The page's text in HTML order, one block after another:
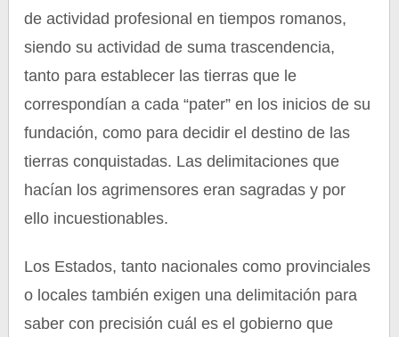
de actividad profesional en tiempos romanos,
siendo su actividad de suma trascendencia,
tanto para establecer las tierras que le
correspondían a cada “pater” en los inicios de su
fundación, como para decidir el destino de las
tierras conquistadas. Las delimitaciones que
hacían los agrimensores eran sagradas y por
ello incuestionables.
Los Estados, tanto nacionales como provinciales
o locales también exigen una delimitación para
saber con precisión cuál es el gobierno que